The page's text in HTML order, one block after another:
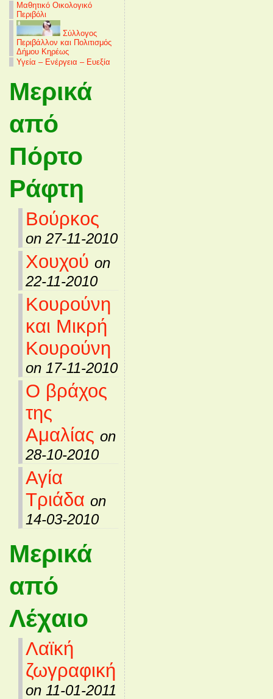
Μαθητικό Οικολογικό
Περιβόλι
Σύλλογος
Περιβάλλον και Πολιτισμός
Δήμου Κηρέως
Υγεία – Ενέργεια – Ευεξία
Μερικά
από
Πόρτο
Ράφτη
Βούρκος
on 27-11-2010
Χουχού on
22-11-2010
Κουρούνη
και Μικρή
Κουρούνη
on 17-11-2010
Ο βράχος
της
Αμαλίας on
28-10-2010
Αγία
Τριάδα on
14-03-2010
Μερικά
από
Λέχαιο
Λαϊκή
ζωγραφική
on 11-01-2011